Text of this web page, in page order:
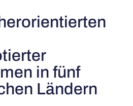
in fünf
Ländern